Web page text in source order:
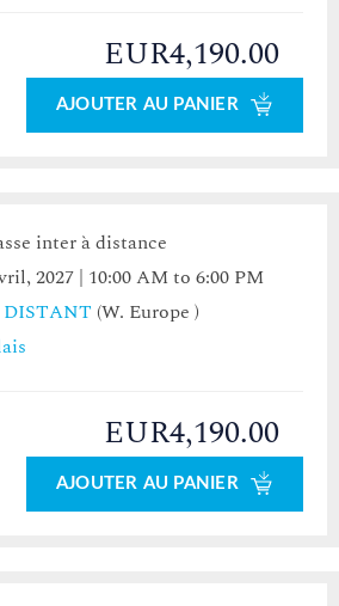
EUR4,190.00
AJOUTER AU PANIER
inter à distance
2027 | 10:00 AM to 6:00 PM
DISTANT (W. Europe )
EUR4,190.00
AJOUTER AU PANIER